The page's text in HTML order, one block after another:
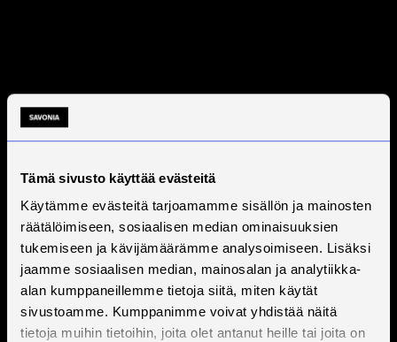
Tämä sivusto käyttää evästeitä
Käytämme evästeitä tarjoamamme sisällön ja mainosten
räätälöimiseen, sosiaalisen median ominaisuuksien
tukemiseen ja kävijämäärämme analysoimiseen. Lisäksi
jaamme sosiaalisen median, mainosalan ja analytiikka-
alan kumppaneillemme tietoja siitä, miten käytät
sivustoamme. Kumppanimme voivat yhdistää näitä
tietoja muihin tietoihin, joita olet antanut heille tai joita on